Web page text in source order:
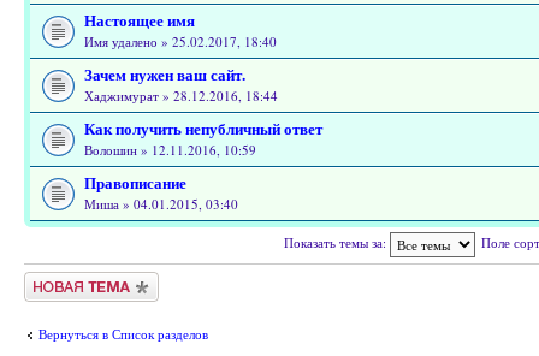
Настоящее имя
Имя удалено » 25.02.2017, 18:40
Зачем нужен ваш сайт.
Хаджимурат » 28.12.2016, 18:44
Как получить непубличный ответ
Волошин » 12.11.2016, 10:59
Правописание
Миша » 04.01.2015, 03:40
Показать темы за: Поле
Новая тема
Вернуться в Список разделов